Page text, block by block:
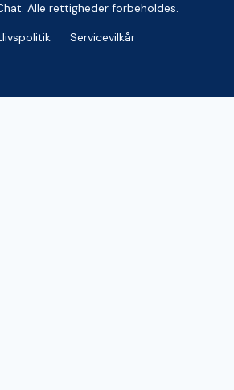
Alle rettigheder forbeholdes.
Servicevilkår